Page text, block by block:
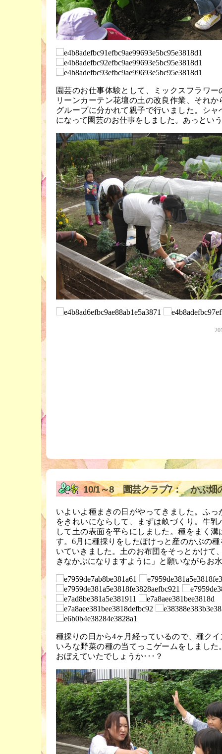
園芸のお仕事体験として、ミックスフラワ
リーンカーテン花壇の土の改良作業、それ
グループに分かれて親子で行いました。シ
になって園芸のお仕事をしました。あっとい
10/1～8 園芸クラブ7： かぶ畑
いよいよ種まきの日がやってきました。ふ
をきれいにならして、まずは畝づくり。牛
して土の表面を平らにしました。種をまく
す。6月に種採りをしたぽけっと産のかぶの
いていきました。土のお布団をそっとかけて
きなかぶになりますように」と願いながらお
種採りの日から4ヶ月経っているので、種ク
いろな野菜の種の当てっこゲームをしまし
おぼえていたでしょうか･･･？